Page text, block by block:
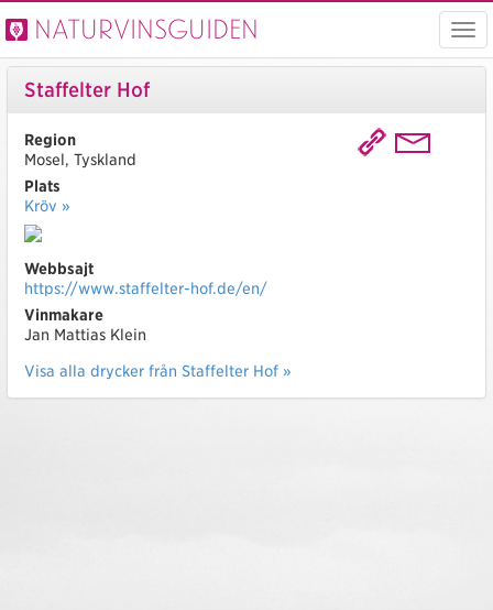
Visa
Naturvinsguiden
Staffelter Hof
Region
Mosel, Tyskland
Plats
Kröv »
Webbsajt
https://www.staffelter-hof.de/en/
Vinmakare
Jan Mattias Klein
Visa alla drycker från Staffelter Hof »